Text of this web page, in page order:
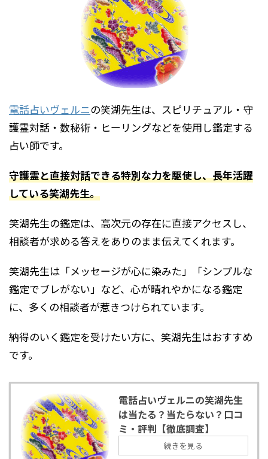
電話占いヴェルニの笑湖先生は、スピリチュアル・守
護霊対話・数秘術・ヒーリングなどを使用し鑑定する
占い師です。
守護霊と直接対話できる特別な力を駆使し、長年活躍
している笑湖先生。
笑湖先生の鑑定は、高次元の存在に直接アクセスし、
相談者が求める答えをありのまま伝えてくれます。
笑湖先生は「メッセージが心に染みた」「シンプルな
鑑定でブレがない」など、心が晴れやかになる鑑定
に、多くの相談者が惹きつけられています。
納得のいく鑑定を受けたい方に、笑湖先生はおすすめ
です。
電話占いヴェルニの笑湖先生
は当たる？当たらない？口コ
ミ・評判【徹底調査】
続きを見る